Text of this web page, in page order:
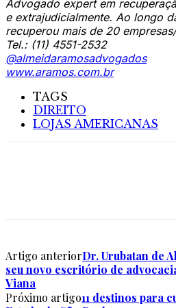
Advogado expert em
e extrajudicialmente. Ao longo
recuperou mais de 20
Tel.: (11) 4551-2532
@almeidaramosadvogados
www.aramos.com.br
TAGS
DIREITO
LOJAS AMERICANAS
Artigo anteriorDr. Urubatan de
seu novo escritório de
Viana
Próximo artigo11 destinos para